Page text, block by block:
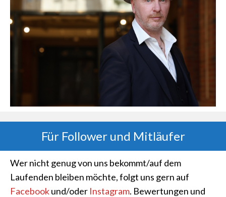
Für Follower und Mitläufer
Wer nicht genug von uns bekommt/auf dem
Laufenden bleiben möchte, folgt uns gern auf
Facebookund/oder Instagram. Bewertungen und